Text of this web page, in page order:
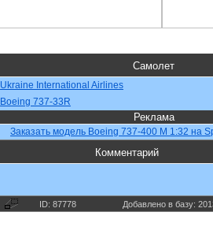
Самолет
Ukraine International Airlines
Boeing 737-33R
Реклама
Заказать модель Boeing 737-400 M 1:32 на
Комментарий
ID: 87778 Добавлено в базу: